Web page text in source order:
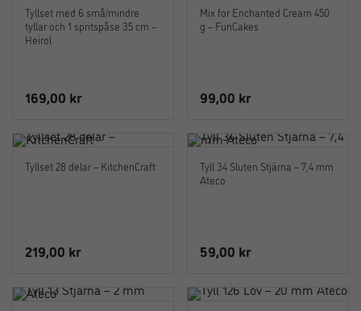
Tyllset med 6 små/mindre
tyllar och 1 spritspåse 35 cm –
Heirol
169,00 kr
Mix for Enchanted Cream 450
g – FunCakes
99,00 kr
Tyllset 28 delar – KitchenCraft
219,00 kr
Tyll 34 Sluten Stjärna – 7,4 mm
Ateco
59,00 kr